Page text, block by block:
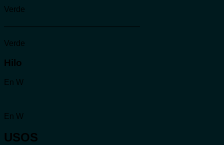
Verde
—————————————————
Verde
Hilo
En W
En W
USOS